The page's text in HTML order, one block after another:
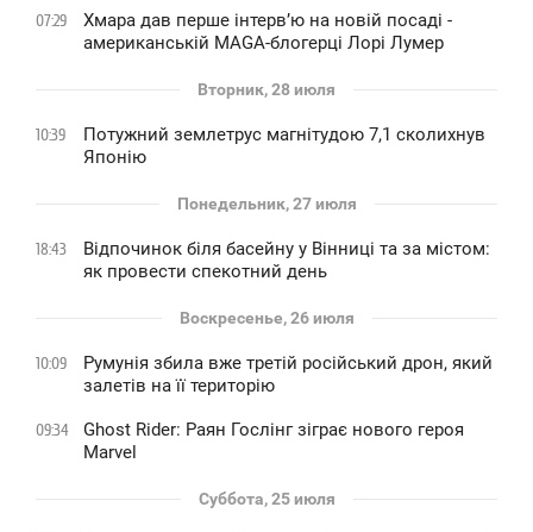
07:29
Хмара дав перше інтервʼю на новій посаді -
американській MAGA-блогерці Лорі Лумер
Вторник, 28 июля
10:39
Потужний землетрус магнітудою 7,1 сколихнув
Японію
Понедельник, 27 июля
18:43
Відпочинок біля басейну у Вінниці та за містом:
як провести спекотний день
Воскресенье, 26 июля
10:09
Румунія збила вже третій російський дрон, який
залетів на її територію
09:34
Ghost Rider: Раян Гослінг зіграє нового героя
Marvel
Суббота, 25 июля